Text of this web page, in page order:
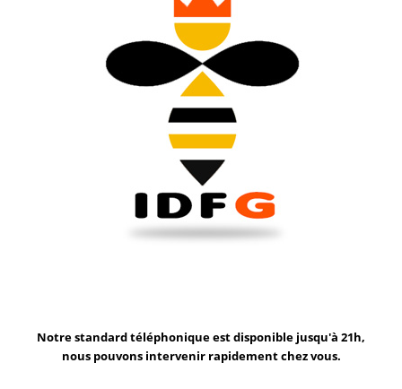
Notre standard téléphonique est disponible jusqu'à 21h,
nous pouvons intervenir rapidement chez vous.